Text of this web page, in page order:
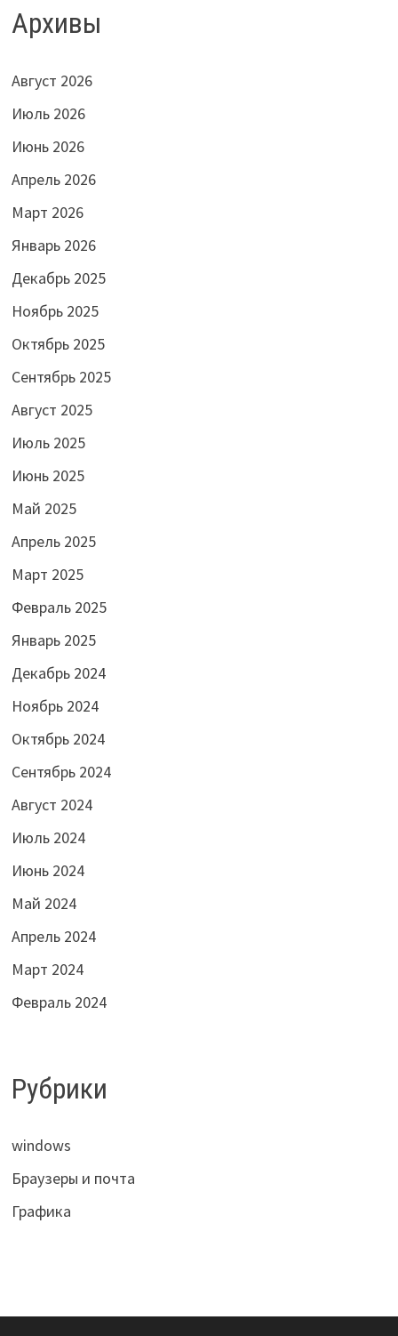
Архивы
Август 2026
Июль 2026
Июнь 2026
Апрель 2026
Март 2026
Январь 2026
Декабрь 2025
Ноябрь 2025
Октябрь 2025
Сентябрь 2025
Август 2025
Июль 2025
Июнь 2025
Май 2025
Апрель 2025
Март 2025
Февраль 2025
Январь 2025
Декабрь 2024
Ноябрь 2024
Октябрь 2024
Сентябрь 2024
Август 2024
Июль 2024
Июнь 2024
Май 2024
Апрель 2024
Март 2024
Февраль 2024
Рубрики
windows
Браузеры и почта
Графика